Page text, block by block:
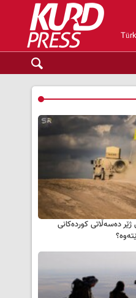
ژێر دەسەڵاتی کوردەکانی